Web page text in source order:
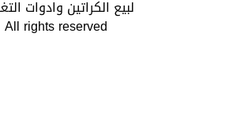
لبيع الكراتين وادوات التغليف
All rights reserved